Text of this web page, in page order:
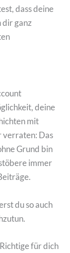
dass deine
dir ganz
deine
mit
verraten: Das
Grund bin
immer
du so auch
für dich